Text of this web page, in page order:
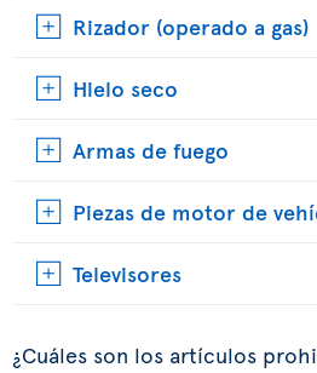
Rizador (operado a gas)
Hielo seco
Armas de fuego
Piezas de motor de
Televisores
¿Cuáles son los artículos